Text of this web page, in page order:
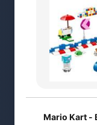
Mario Kart -